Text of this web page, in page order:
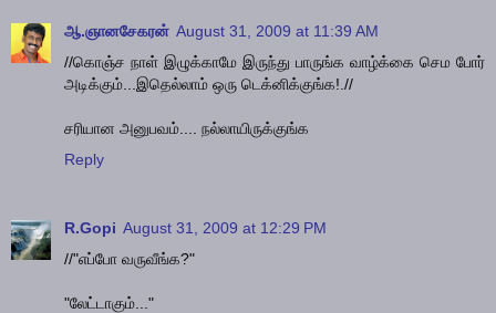
ஆ.ஞானசேகரன் August 31, 2009 at 11:39 AM
//கொஞ்ச நாள் இழுக்காமே இருந்து பாருங்க வாழ்க்கை செம போர்
அடிக்கும்...இதெல்லாம் ஒரு டெக்னிக்குங்க!.//
சரியான அனுபவம்.... நல்லாயிருக்குங்க
Reply
R.Gopi August 31, 2009 at 12:29 PM
//"எப்போ வருவீங்க?"
"லேட்டாகும்..."